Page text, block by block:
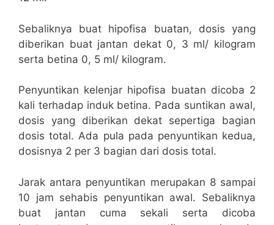
Sebaliknya buat hipofisa buatan, dosis yang
diberikan buat jantan dekat 0, 3 ml/ kilogram
serta betina 0, 5 ml/ kilogram.
Penyuntikan kelenjar hipofisa buatan dicoba 2
kali terhadap induk betina. Pada suntikan awal,
dosis yang diberikan dekat sepertiga bagian
dosis total. Ada pula pada penyuntikan kedua,
dosisnya 2 per 3 bagian dari dosis total.
Jarak antara penyuntikan merupakan 8 sampai
10 jam sehabis penyuntikan awal. Sebaliknya
buat jantan cuma sekali serta dicoba